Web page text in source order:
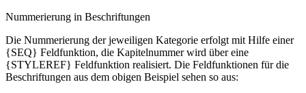
Nummerierung in Beschriftungen
Die Nummerierung der jeweiligen Kategorie erfolgt mit Hilfe einer
{SEQ} Feldfunktion, die Kapitelnummer wird über eine
{STYLEREF} Feldfunktion realisiert. Die Feldfunktionen für die
Beschriftungen aus dem obigen Beispiel sehen so aus: